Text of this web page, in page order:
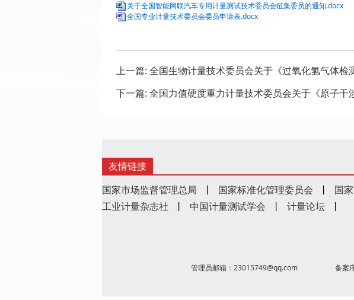
关于全国智能网联汽车专用计量测试技术委员会征集委员的通知.docx
全国专业计量技术委员会委员申请表.docx
上一篇: 全国生物计量技术委员会关于《过氧化氢气体检
下一篇: 全国力值硬度重力计量技术委员会关于《原子
友情链接
国家市场监督管理总局
丨 国家标准化管理委员会 丨 国
工业计量杂志社
丨 中国计量测试学会 丨 计量论坛 丨
管理员邮箱：23015749@qq.com 备案